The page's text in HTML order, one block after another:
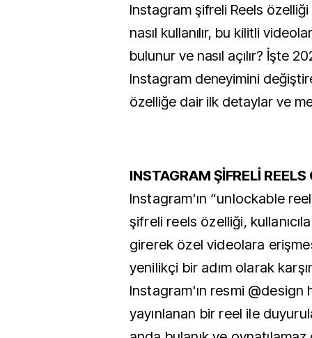
Instagram şifreli Reels
nasıl kullanılır, bu kilitli
bulunur ve nasıl açılır? İşte
Instagram deneyimini
özelliğe dair ilk detaylar ve
INSTAGRAM ŞİFRELİ
Instagram'ın “unlockable
şifreli reels özelliği,
girerek özel videolara
yenilikçi bir adım olarak
Instagram'ın resmi @design
yayınlanan bir reel ile